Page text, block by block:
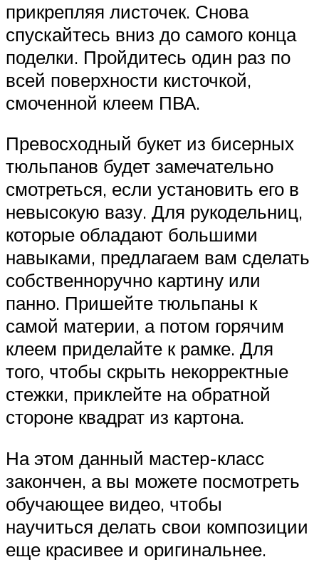
прикрепляя листочек. Снова
спускайтесь вниз до самого конца
поделки. Пройдитесь один раз по
всей поверхности кисточкой,
смоченной клеем ПВА.
Превосходный букет из бисерных
тюльпанов будет замечательно
смотреться, если установить его в
невысокую вазу. Для рукодельниц,
которые обладают большими
навыками, предлагаем вам сделать
собственноручно картину или
панно. Пришейте тюльпаны к
самой материи, а потом горячим
клеем приделайте к рамке. Для
того, чтобы скрыть некорректные
стежки, приклейте на обратной
стороне квадрат из картона.
На этом данный мастер-класс
закончен, а вы можете посмотреть
обучающее видео, чтобы
научиться делать свои композиции
еще красивее и оригинальнее.